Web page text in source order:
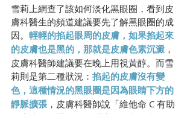
雪莉上網查了該如何淡化黑眼圈 ，看到皮
膚科醫生的頻道建議要先了解黑眼圈的成
因。 輕輕的掐起眼周的皮膚，如果掐起來
的皮膚也是黑的，那就是皮膚色素沉澱 ，
皮膚科醫師建議要在晚上用視黃醇。而雪
莉則是第二種狀況： 掐起的皮膚沒有變
色，這種情況的黑眼圈是因為眼睛下方的
靜脈擴張 ，皮膚科醫師說「維他命 C 有助